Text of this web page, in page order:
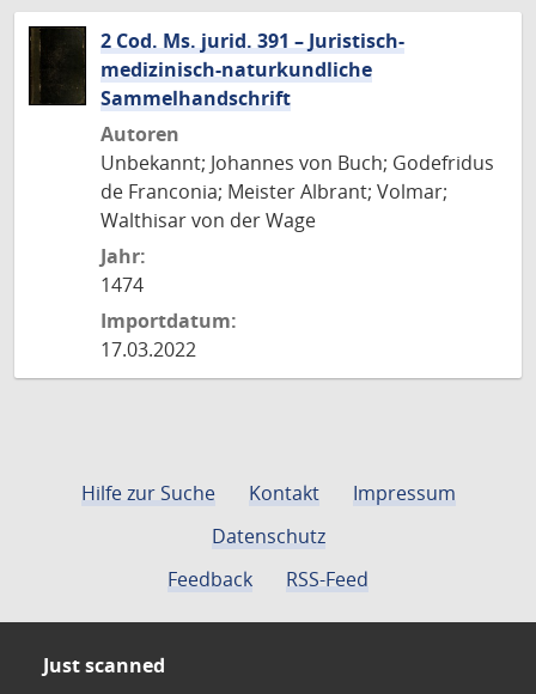
2 Cod. Ms. jurid. 391 – Juristisch-
medizinisch-naturkundliche
Sammelhandschrift
Autoren
Unbekannt; Johannes von Buch; Godefridus
de Franconia; Meister Albrant; Volmar;
Walthisar von der Wage
Jahr:
1474
Importdatum:
17.03.2022
Hilfe zur Suche Kontakt
Impressum
Datenschutz
Feedback
RSS-Feed
Just scanned